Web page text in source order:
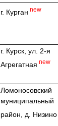
г. Курган new
г. Курск, ул. 2-я
Агрегатная new
Ломоносовский
муниципальный
район, д. Низино